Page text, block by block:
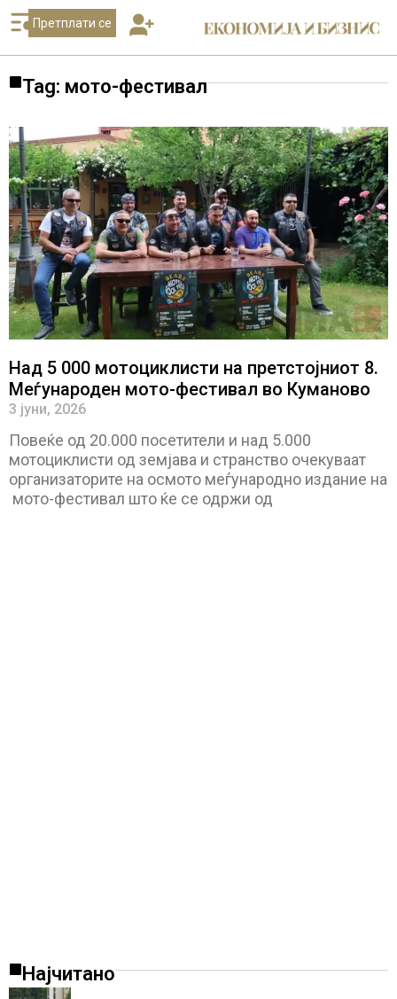
Претплати се
Tag: мото-фестивал
Над 5 000 мотоциклисти на претстојниот 8.
Меѓународен мото-фестивал во Куманово
3 јуни, 2026
Повеќе од 20.000 посетители и над 5.000
мотоциклисти од земјава и странство очекуваат
организаторите на осмото меѓународно издание на
мото-фестивал што ќе се одржи од
Најчитано